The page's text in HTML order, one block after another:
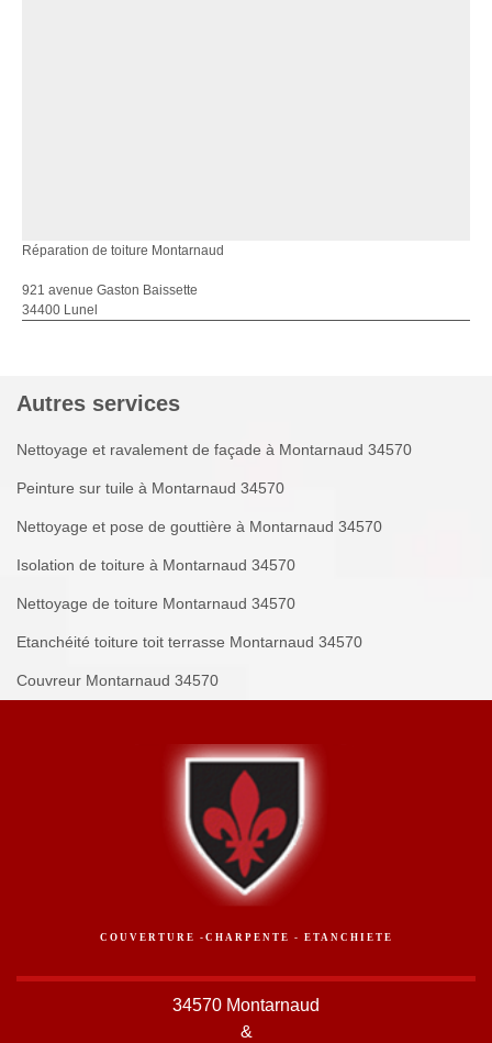
Réparation de toiture Montarnaud
921 avenue Gaston Baissette
34400 Lunel
Autres services
Nettoyage et ravalement de façade à Montarnaud 34570
Peinture sur tuile à Montarnaud 34570
Nettoyage et pose de gouttière à Montarnaud 34570
Isolation de toiture à Montarnaud 34570
Nettoyage de toiture Montarnaud 34570
Etanchéité toiture toit terrasse Montarnaud 34570
Couvreur Montarnaud 34570
COUVERTURE -CHARPENTE - ETANCHIETE
34570 Montarnaud
&